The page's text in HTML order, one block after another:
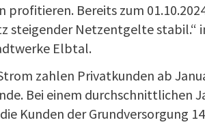
profitieren. Bereits zum
steigender Netzentgelte
Elbtal.
zahlen Privatkunden ab
Bei einem durchschnittlichen
Kunden der Grundversorgung